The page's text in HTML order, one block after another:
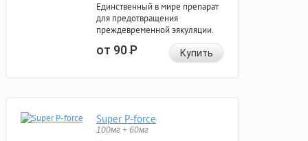
Единственный в мире препарат
для предотвращения
преждевременной эякуляции.
от 90Р Купить
Super P-force
100мг + 60мг